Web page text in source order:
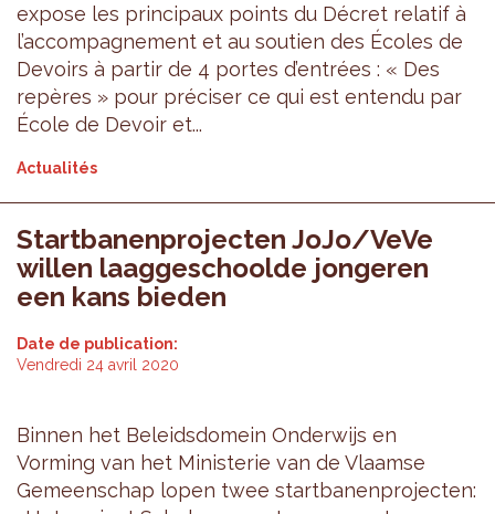
expose les principaux points du Décret relatif à
l’accompagnement et au soutien des Écoles de
Devoirs à partir de 4 portes d’entrées : « Des
repères » pour préciser ce qui est entendu par
École de Devoir et...
Actualités
Startbanenprojecten JoJo/VeVe
willen laaggeschoolde jongeren
een kans bieden
Date de publication:
Vendredi 24 avril 2020
Binnen het Beleidsdomein Onderwijs en
Vorming van het Ministerie van de Vlaamse
Gemeenschap lopen twee startbanenprojecten: